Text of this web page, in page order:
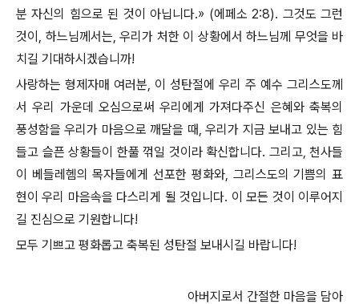
분 자신의 힘으로 된 것이 아닙니다.» (에페소 2:8). 그것도 그런
것이, 하느님께서는, 우리가 처한 이 상황에서 하느님께 무엇을 바
치길 기대하시겠습니까!
사랑하는 형제자매 여러분, 이 성탄절에 우리 주 예수 그리스도께
서 우리 가운데 오심으로써 우리에게 가져다주신 은혜와 축복의
풍성함을 우리가 마음으로 깨달을 때, 우리가 지금 보내고 있는 힘
들고 슬픈 상황들이 한풀 꺾일 것이라 확신합니다. 그리고, 천사들
이 베들레헴의 목자들에게 선포한 평화와, 그리스도의 기쁨의 표
현이 우리 마음속을 다스리게 될 것입니다. 이 모든 것이 이루어지
길 진심으로 기원합니다!
모두 기쁘고 평화롭고 축복된 성탄절 보내시길 바랍니다!
아버지로서 간절한 마음을 담아